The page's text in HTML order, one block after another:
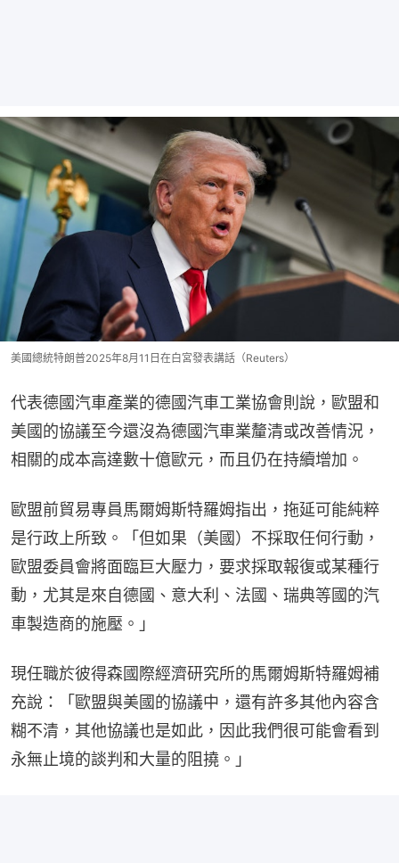
美國總統特朗普2025年8月11日在白宮發表講話（Reuters）
代表德國汽車產業的德國汽車工業協會則說，歐盟和
美國的協議至今還沒為德國汽車業釐清或改善情況，
相關的成本高達數十億歐元，而且仍在持續增加。
歐盟前貿易專員馬爾姆斯特羅姆指出，拖延可能純粹
是行政上所致。「但如果（美國）不採取任何行動，
歐盟委員會將面臨巨大壓力，要求採取報復或某種行
動，尤其是來自德國、意大利、法國、瑞典等國的汽
車製造商的施壓。」
現任職於彼得森國際經濟研究所的馬爾姆斯特羅姆補
充說：「歐盟與美國的協議中，還有許多其他內容含
糊不清，其他協議也是如此，因此我們很可能會看到
永無止境的談判和大量的阻撓。」